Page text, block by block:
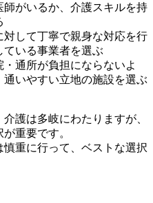
がいるか、介護スキルを持
して丁寧で親身な対応を行
いる事業者を選ぶ
通所が負担にならないよ
いやすい立地の施設を選ぶ
護は多岐にわたりますが、
重要です。
重に行って、ベストな選択